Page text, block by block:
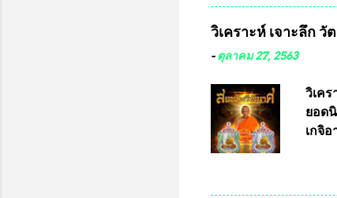
ว่า ห
กับป
ทหา
จำห
วิเคราะห์ เจาะลึก
-ตุลาคม 27, 2563
วิเค
ยอด
เกจิ
หมุ